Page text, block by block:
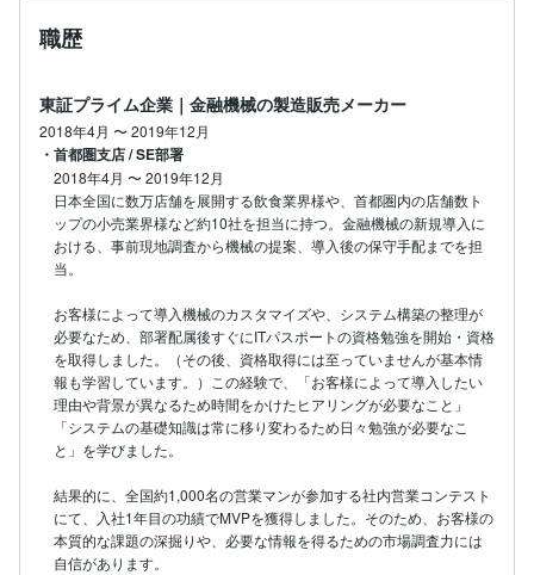
職歴
東証プライム企業｜金融機械の製造販売メーカー
2018年4月 〜2019年12月
・首都圏支店 / SE部署
2018年4月 〜2019年12月
日本全国に数万店舗を展開する飲食業界様や、首都圏内の店舗数ト
ップの小売業界様など約10社を担当に持つ。金融機械の新規導入に
おける、事前現地調査から機械の提案、導入後の保守手配までを担
当。
お客様によって導入機械のカスタマイズや、システム構築の整理が
必要なため、部署配属後すぐにITパスポートの資格勉強を開始・資格
を取得しました。（その後、資格取得には至っていませんが基本情
報も学習しています。）この経験で、「お客様によって導入したい
理由や背景が異なるため時間をかけたヒアリングが必要なこと」
「システムの基礎知識は常に移り変わるため日々勉強が必要なこ
と」を学びました。
結果的に、全国約1,000名の営業マンが参加する社内営業コンテスト
にて、入社1年目の功績でMVPを獲得しました。そのため、お客様の
本質的な課題の深掘りや、必要な情報を得るための市場調査力には
自信があります。